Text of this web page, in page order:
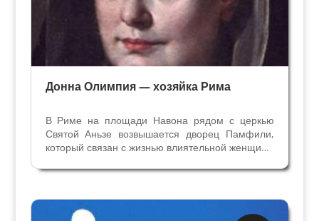
Донна Олимпия — хозяйка Рима
В Риме на площади Навона рядом с церкью
Святой Аньзе возвышается дворец Памфили,
который связан с жизнью влиятельной женщины
построен в 1630 году на месте домов
Иннокентий Х (Джованни...